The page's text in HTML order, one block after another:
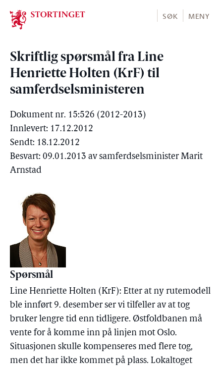
Stortinget.no
SØK MENY
Skriftlig spørsmål fra Line
Henriette Holten (KrF) til
samferdselsministeren
Dokument nr. 15:526 (2012-2013)
Innlevert: 17.12.2012
Sendt: 18.12.2012
Besvart: 09.01.2013 av samferdselsminister Marit
Arnstad
Spørsmål
Line Henriette Holten (KrF): Etter at ny rutemodell
ble innført 9. desember ser vi tilfeller av at tog
bruker lengre tid enn tidligere. Østfoldbanen må
vente for å komme inn på linjen mot Oslo.
Situasjonen skulle kompenseres med flere tog,
men det har ikke kommet på plass. Lokaltoget